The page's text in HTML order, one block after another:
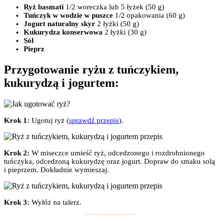
Ryż basmati 1/2 woreczka lub 5 łyżek (50 g)
Tuńczyk w wodzie w puszce 1/2 opakowania (60 g)
Jogurt naturalny skyr 2 łyżki (50 g)
Kukurydza konserwowa 2 łyżki (30 g)
Sól
Pieprz
Przygotowanie ryżu z tuńczykiem,
kukurydzą i jogurtem:
Krok 1: Ugotuj ryż (sprawdź przepis).
Krok 2: W miseczce umieść ryż, odcedzonego i rozdrobnionego
tuńczyka, odcedzoną kukurydzę oraz jogurt. Dopraw do smaku solą
i pieprzem. Dokładnie wymieszaj.
Krok 3: Wyłóż na talerz.